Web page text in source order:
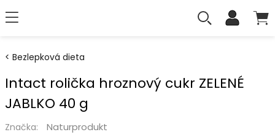
Bezlepková dieta
Intact rolička hroznový cukr ZELENÉ
JABLKO 40 g
Značka: Naturprodukt